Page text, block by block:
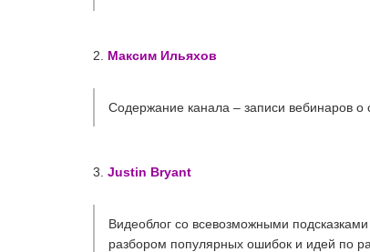
2. Максим Ильяхов
Содержание канала – записи вебинаров о
3. Justin Bryant
Видеоблог со всевозможными
разбором популярных ошибок и идей по